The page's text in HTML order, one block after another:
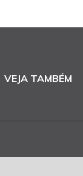
VEJA TAMBÉM